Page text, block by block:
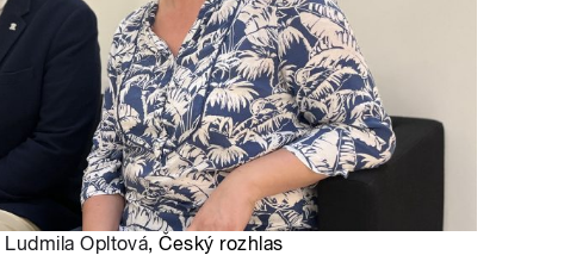
Ludmila Opltová, Český rozhlas